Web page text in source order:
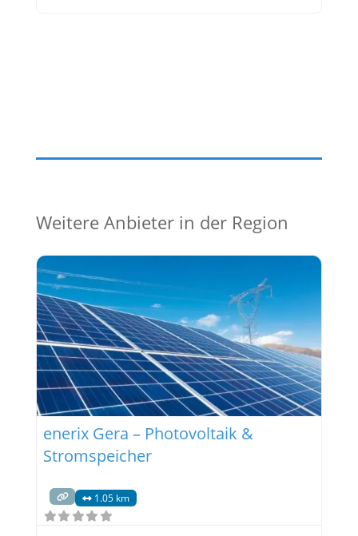
Weitere Anbieter in der Region
enerix Gera – Photovoltaik &
Stromspeicher
1.05 km